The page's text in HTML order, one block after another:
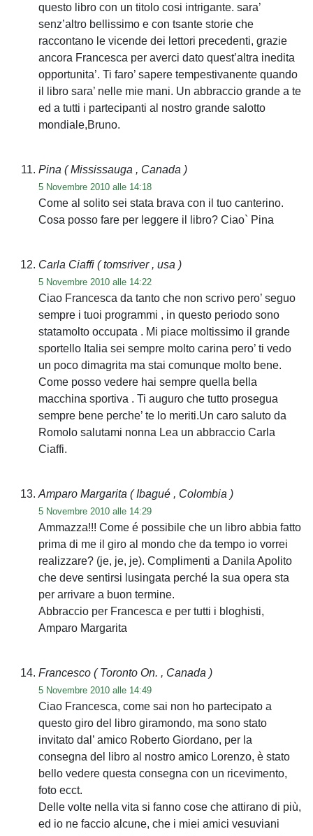
questo libro con un titolo cosi intrigante. sara’
senz’altro bellissimo e con tsante storie che
raccontano le vicende dei lettori precedenti, grazie
ancora Francesca per averci dato quest’altra inedita
opportunita’. Ti faro’ sapere tempestivanente quando
il libro sara’ nelle mie mani. Un abbraccio grande a te
ed a tutti i partecipanti al nostro grande salotto
mondiale,Bruno.
Pina ( Mississauga , Canada )
5 Novembre 2010 alle 14:18
Come al solito sei stata brava con il tuo canterino.
Cosa posso fare per leggere il libro? Ciao` Pina
Carla Ciaffi ( tomsriver , usa )
5 Novembre 2010 alle 14:22
Ciao Francesca da tanto che non scrivo pero’ seguo
sempre i tuoi programmi , in questo periodo sono
statamolto occupata . Mi piace moltissimo il grande
sportello Italia sei sempre molto carina pero’ ti vedo
un poco dimagrita ma stai comunque molto bene.
Come posso vedere hai sempre quella bella
macchina sportiva . Ti auguro che tutto prosegua
sempre bene perche’ te lo meriti.Un caro saluto da
Romolo salutami nonna Lea un abbraccio Carla
Ciaffi.
Amparo Margarita ( Ibagué , Colombia )
5 Novembre 2010 alle 14:29
Ammazza!!! Come é possibile che un libro abbia fatto
prima di me il giro al mondo che da tempo io vorrei
realizzare? (je, je, je). Complimenti a Danila Apolito
che deve sentirsi lusingata perché la sua opera sta
per arrivare a buon termine.
Abbraccio per Francesca e per tutti i bloghisti,
Amparo Margarita
Francesco ( Toronto On. , Canada )
5 Novembre 2010 alle 14:49
Ciao Francesca, come sai non ho partecipato a
questo giro del libro giramondo, ma sono stato
invitato dal’ amico Roberto Giordano, per la
consegna del libro al nostro amico Lorenzo, è stato
bello vedere questa consegna con un ricevimento,
foto ecct.
Delle volte nella vita si fanno cose che attirano di più,
ed io ne faccio alcune, che i miei amici vesuviani